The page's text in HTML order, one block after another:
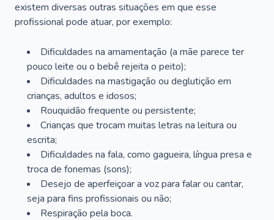
existem diversas outras situações em que esse
profissional pode atuar, por exemplo:
Dificuldades na amamentação (a mãe parece ter
pouco leite ou o bebê rejeita o peito);
Dificuldades na mastigação ou deglutição em
crianças, adultos e idosos;
Rouquidão frequente ou persistente;
Crianças que trocam muitas letras na leitura ou
escrita;
Dificuldades na fala, como gagueira, língua presa e
troca de fonemas (sons);
Desejo de aperfeiçoar a voz para falar ou cantar,
seja para fins profissionais ou não;
Respiração pela boca.